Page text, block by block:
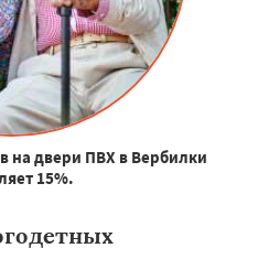
на двери ПВХ в Вербилки
15%.